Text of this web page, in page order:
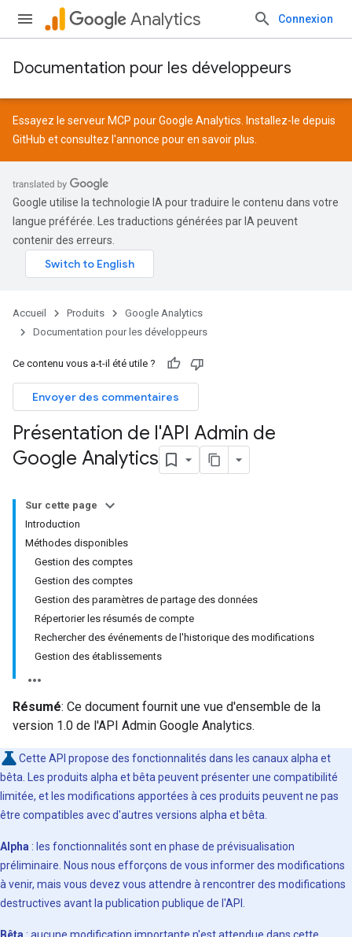
Analytics Connexion
Documentation pour les développeurs
Essayez le serveur MCP pour Google Analytics. Installez-le depuis
GitHub et consultez l'annonce pour en savoir plus.
Google utilise la technologie IA pour traduire le contenu dans votre
langue préférée. Les traductions générées par IA peuvent
contenir des erreurs.
Accueil Produits
Google Analytics
Documentation pour les développeurs
Ce contenu vous a-t-il été utile ?
Envoyer des commentaires
Présentation de l'API Admin de
Google Analytics
Sur cette page
Introduction
Méthodes disponibles
Gestion des comptes
Gestion des comptes
Gestion des paramètres de partage des données
Répertorier les résumés de compte
Rechercher des événements de l'historique des modifications
Gestion des établissements
Résumé: Ce document fournit une vue d'ensemble de la
version 1.0 de l'API Admin Google Analytics.
Cette API propose des fonctionnalités dans les canaux alpha et
bêta. Les produits alpha et bêta peuvent présenter une compatibilité
limitée, et les modifications apportées à ces produits peuvent ne pas
être compatibles avec d'autres versions alpha et bêta.
Alpha : les fonctionnalités sont en phase de prévisualisation
préliminaire. Nous nous efforçons de vous informer des modifications
à venir, mais vous devez vous attendre à rencontrer des modifications
destructives avant la publication publique de l'API.